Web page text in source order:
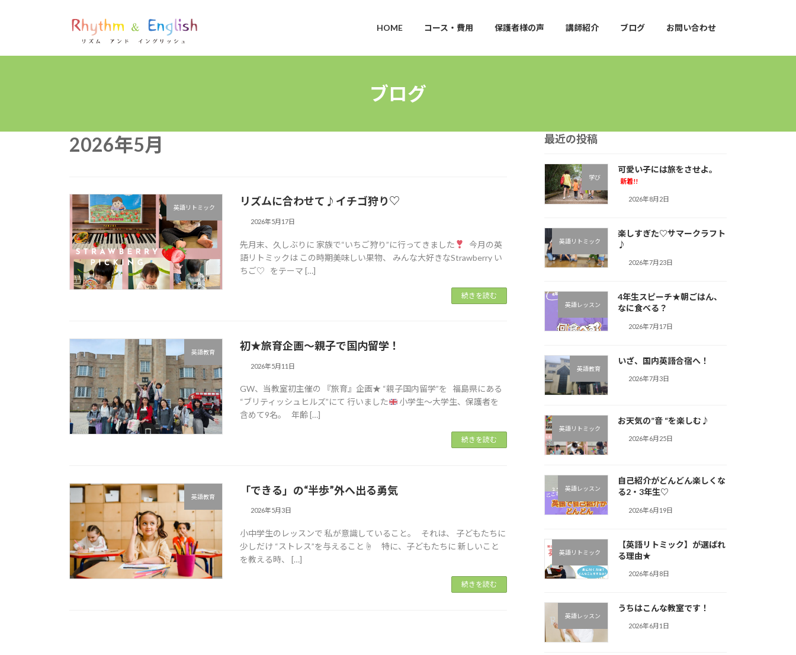
プ
動
HOME コース・費用 保護者様の声 講師紹介 ブログ お問い合わせ
ブログ
2026年5月
英語リトミック リズムに合わせて♪︎イチゴ狩り♡
2026年5月17日
先月末、久しぶりに 家族で“いちご狩り”に行ってきました
今月の英
語リトミックは この時期美味しい果物、 みんな大好きなStrawberry い
ちご♡ をテーマ […]
続きを読む
英語教育 初★旅育企画～親子で国内留学！
2026年5月11日
GW、当教室初主催の 『旅育』企画★ “親子国内留学”を 福島県にある
“ブリティッシュヒルズ”にて 行いました
小学生～大学生、保護者を
含めて9名。 年齢 […]
続きを読む
英語教育 「できる」の“半歩”外へ出る勇気
2026年5月3日
小中学生のレッスンで 私が意識していること。 それは、 子どもたちに
少しだけ “ストレス”を与えること☝️ 特に、子どもたちに 新しいこと
を教える時、 […]
続きを読む
最近の投稿
学び
可愛い子には旅をさせよ。
新着!!
2026年8月2日
英語リトミック
楽しすぎた♡サマークラフト
♪︎
2026年7月23日
英語レッスン
4年生スピーチ★朝ごはん、
なに食べる？
2026年7月17日
英語教育
いざ、国内英語合宿へ！
2026年7月3日
英語リトミック
お天気の”音 “を楽しむ♪︎
2026年6月25日
英語レッスン
自己紹介がどんどん楽しくな
る2・3年生♡
2026年6月19日
英語リトミック
【英語リトミック】が選ばれ
る理由★
2026年6月8日
英語レッスン
うちはこんな教室です！
2026年6月1日